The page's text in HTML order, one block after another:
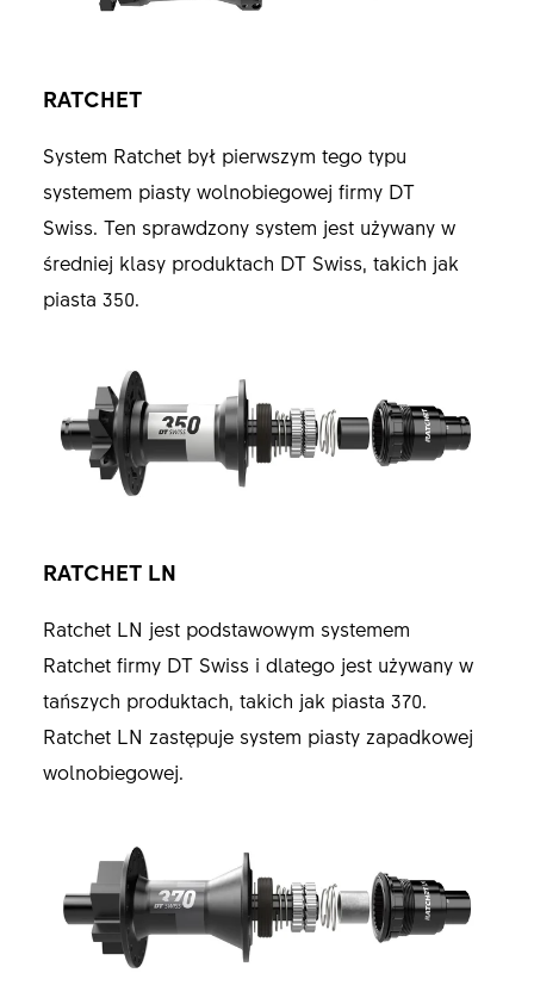
RATCHET
System Ratchet był pierwszym tego typu
systemem piasty wolnobiegowej firmy DT
Swiss. Ten sprawdzony system jest używany w
średniej klasy produktach DT Swiss, takich jak
piasta 350.
RATCHET LN
Ratchet LN jest podstawowym systemem
Ratchet firmy DT Swiss i dlatego jest używany w
tańszych produktach, takich jak piasta 370.
Ratchet LN zastępuje system piasty zapadkowej
wolnobiegowej.